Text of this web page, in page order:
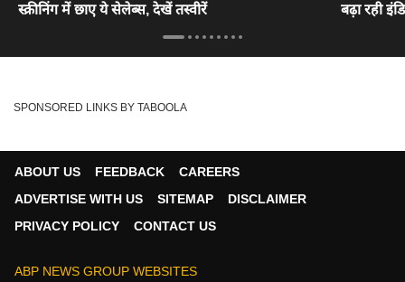
स्क्रीनिंग में छाए ये सेलेब्स, देखें तस्वीरें
बढ़ा रही
SPONSORED LINKS BY TABOOLA
ABOUT US FEEDBACK
CAREERS
ADVERTISE WITH US
SITEMAP
DISCLAIMER
PRIVACY POLICY
CONTACT US
ABP NEWS GROUP WEBSITES